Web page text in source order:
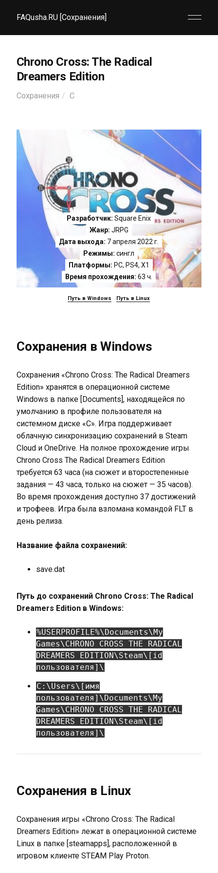
FAQusha.RU [Сохранения]
Chrono Cross: The Radical
Dreamers Edition
Сохранения C
Разработчик: Square Enix
Жанр: JRPG
Дата выхода: 7 апреля 2022 г.
Режимы: сингл
Платформы: PC, PS4, X1
Время прохождения: 63 ч.
Путь в Windows Путь в Linux
Сохранения в Windows
Сохранения «Chrono Cross: The Radical Dreamers
Edition» хранятся в операционной системе
Windows в папке [Documents], находящейся по
умолчанию в профиле пользователя на
системном диске «C». Игра поддерживает
облачную синхронизацию сохранений в Steam
Cloud и OneDrive. На полное прохождение игры
Chrono Cross The Radical Dreamers Edition
требуется 63 часа (на сюжет и второстепенные
задания — 43 часа, только на сюжет — 35 часов).
Во время прохождения доступно 37 достижений
и трофеев. Игра была взломана командой FLT в
день релиза.
Название файла сохранений:
save.dat
Путь до сохранений Chrono Cross: The Radical
Dreamers Edition в Windows:
%USERPROFILE%\Documents\My
Games\CHRONO CROSS THE RADICAL
DREAMERS EDITION\Steam\[id
пользователя]\
C:\Users\[имя
пользователя]\Documents\My
Games\CHRONO CROSS THE RADICAL
DREAMERS EDITION\Steam\[id
пользователя]\
Сохранения в Linux
Сохранения игры «Chrono Cross: The Radical
Dreamers Edition» лежат в операционной системе
Linux в папке [steamapps], расположенной в
игровом клиенте STEAM Play Proton.